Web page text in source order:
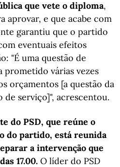
que vete o diploma,
aprovar, e que acabe com
garantiu que o partido
eventuais efeitos
"É uma questão de
prometido várias vezes
orçamentos [a questão da
serviço]", acrescentou.
do PSD, que reúne o
do partido, está reunida
a intervenção que
17.00. O líder do PSD